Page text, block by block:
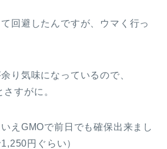
回避したんですが、ウマく行っ
り気味になっているので、
すがに。
えGMOで前日でも確保出来まし
円ぐらい）